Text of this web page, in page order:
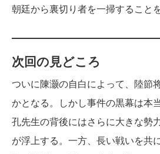
朝廷から裏切り者を一掃すること
次回の見どころ
ついに陳灏の自白によって、陸節
かとなる。しかし事件の黒幕は本
孔先生の背後にはさらに大きな勢
が浮上する。一方、長い戦いを共